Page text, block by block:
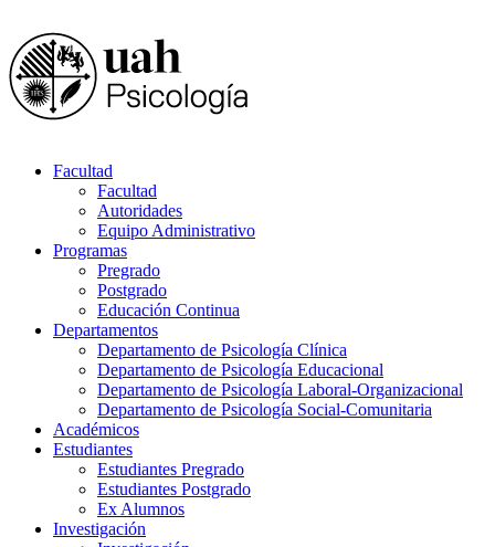
Facultad
Facultad
Autoridades
Equipo Administrativo
Programas
Pregrado
Postgrado
Educación Continua
Departamentos
Departamento de Psicología Clínica
Departamento de Psicología Educacional
Departamento de Psicología Laboral-Organizacional
Departamento de Psicología Social-Comunitaria
Académicos
Estudiantes
Estudiantes Pregrado
Estudiantes Postgrado
Ex Alumnos
Investigación